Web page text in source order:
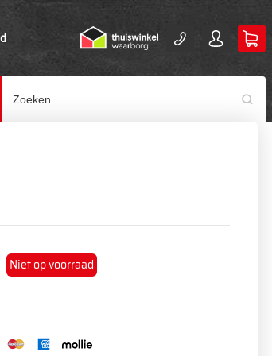
Niet op voorraad